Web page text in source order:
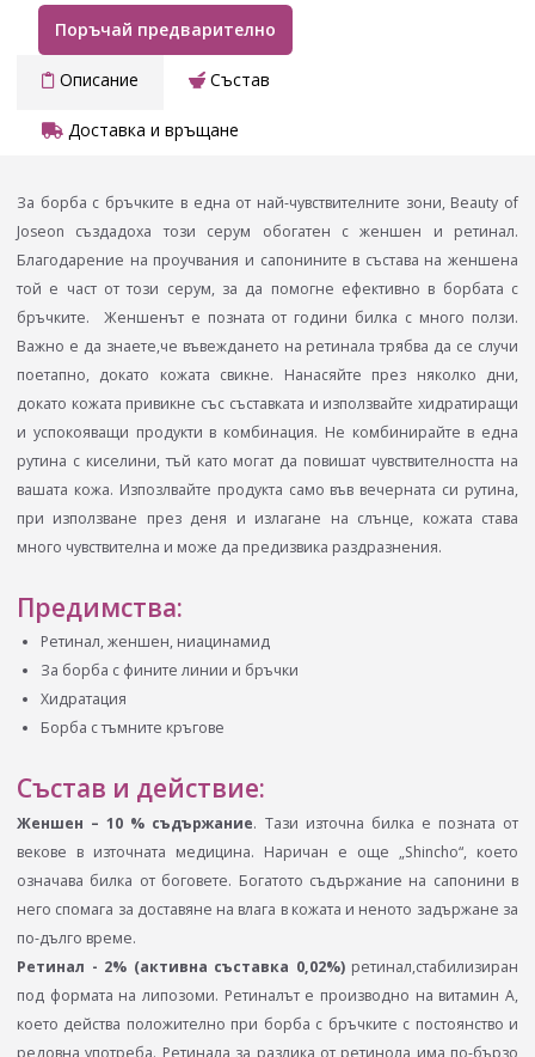
Поръчай предварително
Описание Състав
Доставка и връщане
За борба с бръчките в една от най-чувствителните зони, Beauty of
Joseon създадоха този серум обогатен с женшен и ретинал.
Благодарение на проучвания и сапонините в състава на женшена
той е част от този серум, за да помогне ефективно в борбата с
бръчките. Женшенът е позната от години билка с много ползи.
Важно е да знаете,че въвеждането на ретинала трябва да се случи
поетапно, докато кожата свикне. Нанасяйте през няколко дни,
докато кожата привикне със съставката и използвайте хидратиращи
и успокояващи продукти в комбинация. Не комбинирайте в една
рутина с киселини, тъй като могат да повишат чувствителността на
вашата кожа. Изпозлвайте продукта само във вечерната си рутина,
при използване през деня и излагане на слънце, кожата става
много чувствителна и може да предизвика раздразнения.
Предимства:
Ретинал, женшен, ниацинамид
За борба с фините линии и бръчки
Хидратация
Борба с тъмните кръгове
Състав и действие:
Женшен – 10 % съдържание. Тази източна билка е позната от
векове в източната медицина. Наричан е още „Shincho“, което
означава билка от боговете. Богатото съдържание на сапонини в
него спомага за доставяне на влага в кожата и неното задържане за
по-дълго време.
Ретинал - 2% (активна съставка 0,02%) ретинал,стабилизиран
под формата на липозоми. Ретиналът е производно на витамин А,
което действа положително при борба с бръчките с постоянство и
редовна употреба. Ретинала за разлика от ретинола има по-бързо